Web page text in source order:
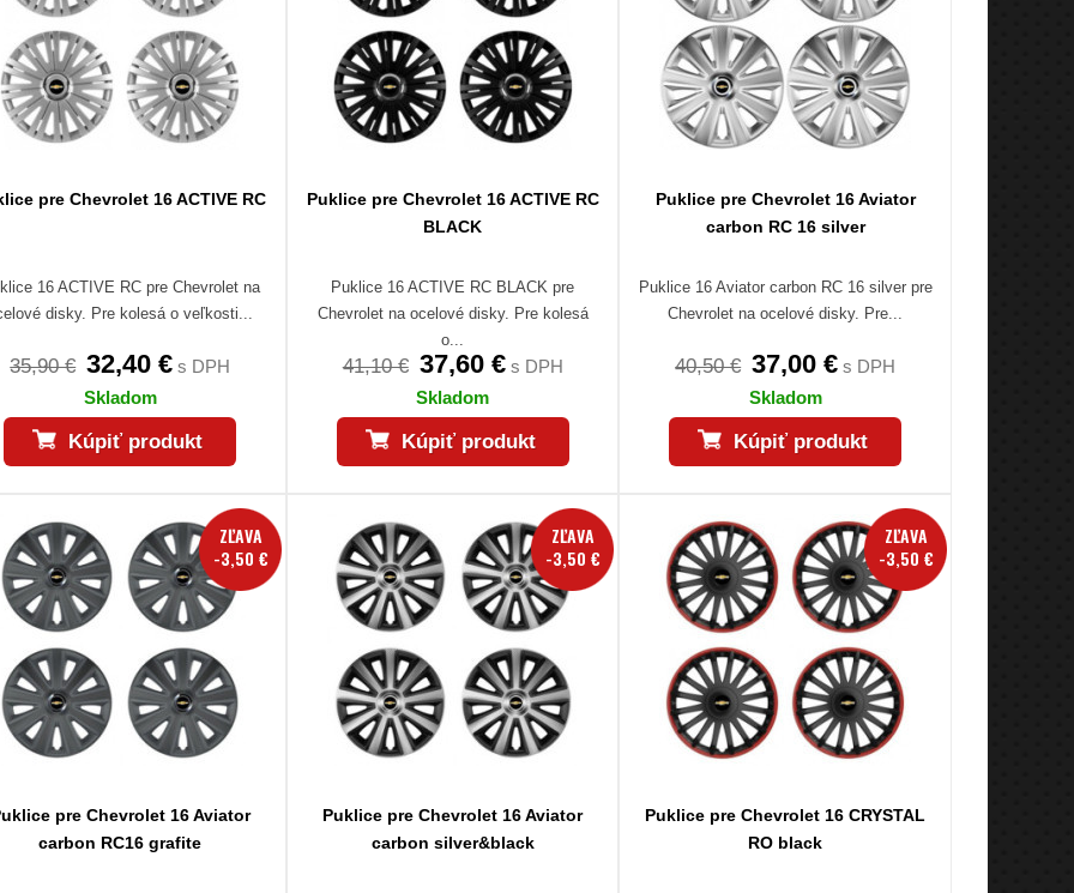
pre Chevrolet 16 ACTIVE RC
16 ACTIVE RC pre Chevrolet na
disky. Pre kolesá o veľkosti...
35,90 € 32,40 € s DPH
Skladom
Kúpiť produkt
Puklice pre Chevrolet 16 ACTIVE RC
BLACK
Puklice 16 ACTIVE RC BLACK pre
Chevrolet na ocelové disky. Pre kolesá
o...
41,10 € 37,60 €s DPH
Skladom
Kúpiť produkt
Puklice pre Chevrolet 16 Aviator
carbon RC 16 silver
Puklice 16 Aviator carbon RC 16 silver pre
Chevrolet na ocelové disky. Pre...
40,50 € 37,00 € s DPH
Skladom
Kúpiť produkt
ZĽAVA
-3,50 €
pre Chevrolet 16 Aviator
carbon RC16 grafite
ZĽAVA
-3,50 €
Puklice pre Chevrolet 16 Aviator
carbon silver&black
ZĽAVA
-3,50 €
Puklice pre Chevrolet 16 CRYSTAL
RO black